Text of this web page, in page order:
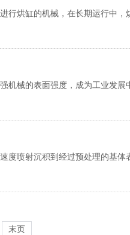
行烘缸的机械，在长期运行中，
机械的表面强度，成为工业发展
度喷射沉积到经过预处理的基体
末页